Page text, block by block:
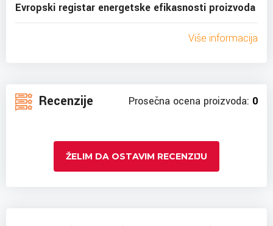
Evropski registar energetske efikasnosti proizvoda
Više informacija
Recenzije Prosečna ocena proizvoda: 0
ŽELIM DA OSTAVIM RECENZIJU